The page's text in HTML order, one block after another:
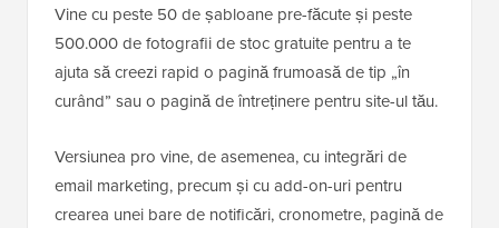
Vine cu peste 50 de șabloane pre-făcute și peste
500.000 de fotografii de stoc gratuite pentru a te
ajuta să creezi rapid o pagină frumoasă de tip „în
curând” sau o pagină de întreținere pentru site-ul tău.
Versiunea pro vine, de asemenea, cu integrări de
email marketing, precum și cu add-on-uri pentru
crearea unei bare de notificări, cronometre, pagină de